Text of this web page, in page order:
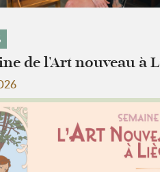
de l'Art nouveau à